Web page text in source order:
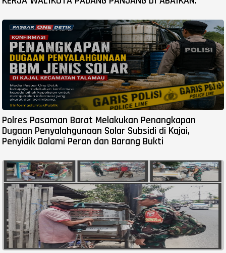
Polres Pasaman Barat Melakukan Penangkapan
Dugaan Penyalahgunaan Solar Subsidi di Kajai,
Penyidik Dalami Peran dan Barang Bukti